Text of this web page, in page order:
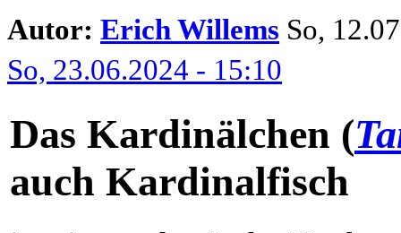
Autor: Erich Willems So,
So, 23.06.2024 - 15:10
Das Kardinälchen (
auch Kardinalfisch